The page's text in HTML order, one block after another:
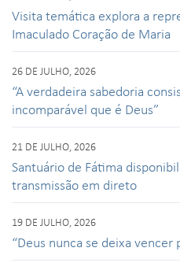
Visita temática explora a
Imaculado Coração de Maria
26 DE JULHO, 2026
“A verdadeira sabedoria
incomparável que é Deus”
21 DE JULHO, 2026
Santuário de Fátima
transmissão em direto
19 DE JULHO, 2026
“Deus nunca se deixa vencer